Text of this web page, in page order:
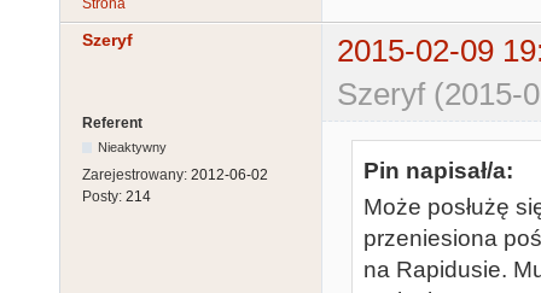
Strona
Szeryf
2015-02-09
Szeryf (2015-
Referent
Nieaktywny
Zarejestrowany: 2012-06-02
Posty: 214
Pin napisał/a:
Może posłużę
przeniesiona
na Rapidusie.